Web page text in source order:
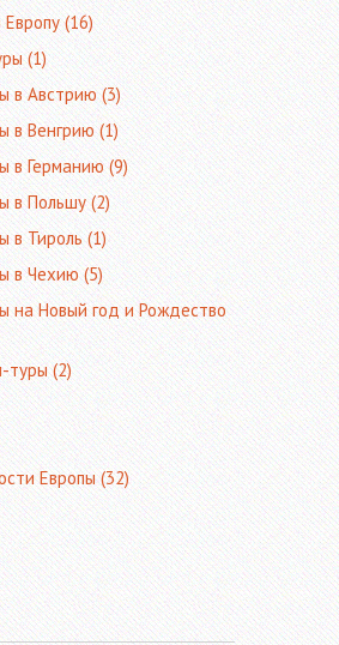
(16)
(1)
в Австрию(3)
в Венгрию(1)
в Германию(9)
в Польшу(2)
в Тироль(1)
в Чехию(5)
на Новый год и Рождество
туры(2)
Европы(32)